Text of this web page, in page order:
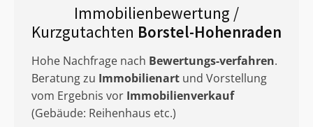
Immobilienbewertung /
Kurzgutachten Borstel-Hohenraden
Hohe Nachfrage nach Bewertungs-verfahren.
Beratung zu Immobilienart und Vorstellung
vom Ergebnis vor Immobilienverkauf
(Gebäude: Reihenhaus etc.)